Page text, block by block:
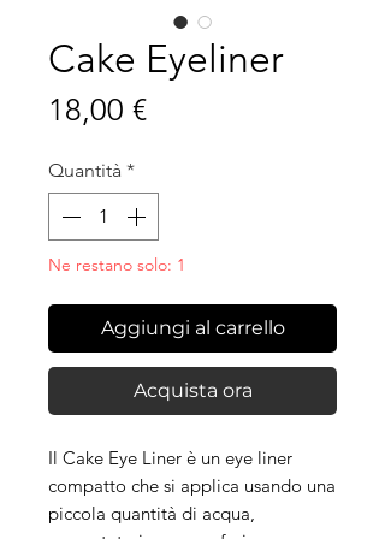
Cake Eyeliner
18,00 €Prezzo
Quantità *
Ne restano solo: 1
Aggiungi al carrello
Acquista ora
Il Cake Eye Liner è un eye liner
compatto che si applica usando una
piccola quantità di acqua,